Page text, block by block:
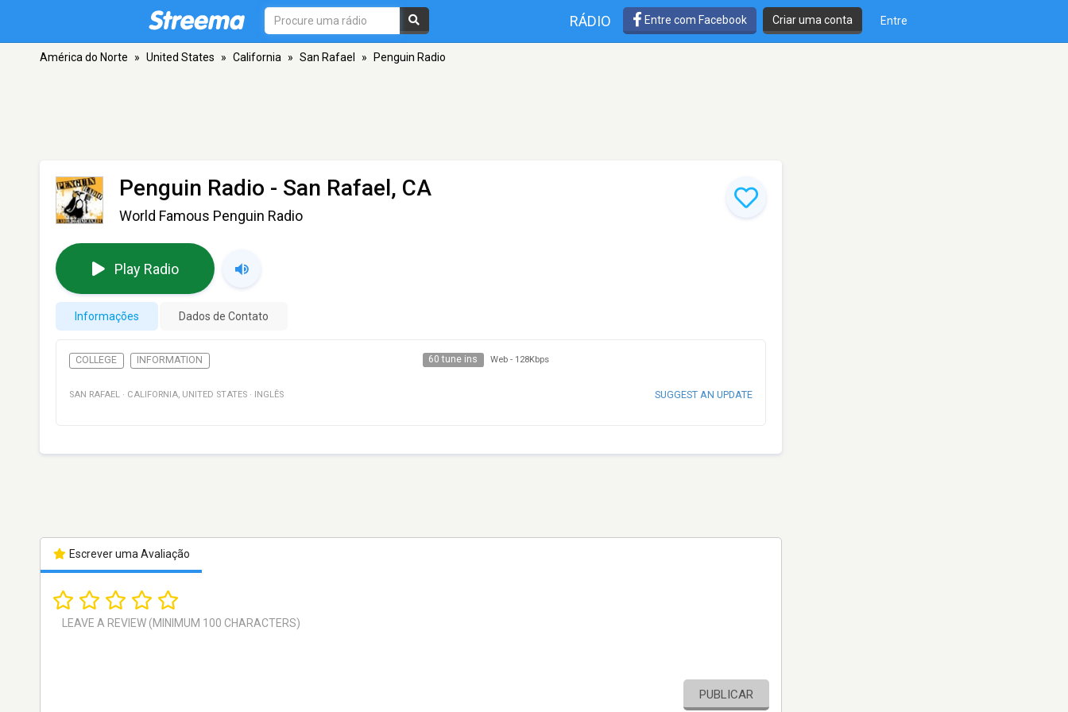
RÁDIO Entre com Facebook Criar uma conta Entre
América do Norte » United States » California » San Rafael » Penguin Radio
Penguin Radio - San Rafael, CA
World Famous Penguin Radio
Play Radio
Informações Dados de Contato
COLLEGE INFORMATION 60 tune ins Web - 128Kbps
SAN RAFAEL · CALIFORNIA, UNITED STATES · INGLÊS SUGGEST AN UPDATE
Escrever uma Avaliação
PUBLICAR